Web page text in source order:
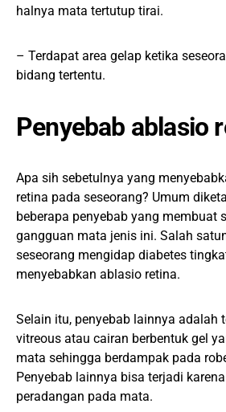
halnya mata tertutup tirai.
– Terdapat area gelap ketika
bidang tertentu.
Penyebab ablasio
Apa sih sebetulnya yang
retina pada seseorang? Umum
beberapa penyebab yang membuat
gangguan mata jenis ini. Salah
seseorang mengidap diabetes
menyebabkan ablasio retina.
Selain itu, penyebab lainnya adalah
vitreous atau cairan berbentuk gel
mata sehingga berdampak pada
Penyebab lainnya bisa terjadi
peradangan pada mata.